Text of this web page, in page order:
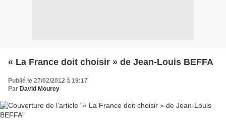
« La France doit choisir » de Jean-Louis BEFFA
Publié le 27/02/2012 à 19:17
Par David Mourey